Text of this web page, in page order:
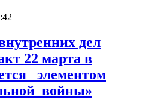
дел
22 марта в
элементом
войны»